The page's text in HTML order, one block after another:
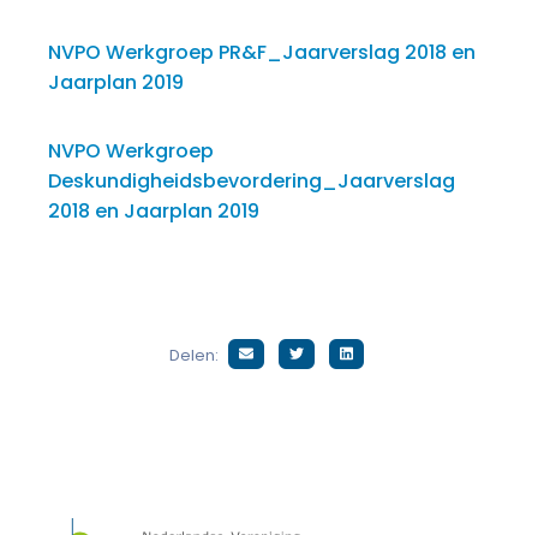
NVPO Werkgroep PR&F_Jaarverslag 2018 en
Jaarplan 2019
NVPO Werkgroep
Deskundigheidsbevordering_Jaarverslag
2018 en Jaarplan 2019
Delen: